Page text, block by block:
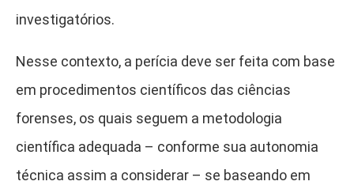
investigatórios.
Nesse contexto, a perícia deve ser feita com base
em procedimentos científicos das ciências
forenses, os quais seguem a metodologia
científica adequada – conforme sua autonomia
técnica assim a considerar – se baseando em